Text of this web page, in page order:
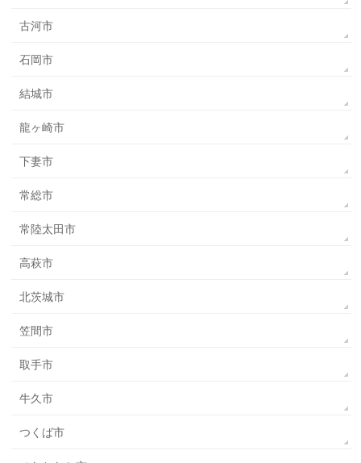
古河市
石岡市
結城市
龍ヶ崎市
下妻市
常総市
常陸太田市
高萩市
北茨城市
笠間市
取手市
牛久市
つくば市